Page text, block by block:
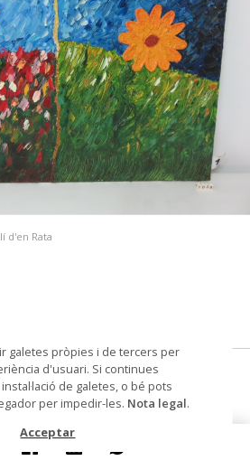
d'en Rata
pintura
Mesas, Cristina
galetes pròpies i de tercers per
d'usuari. Si continues
de galetes, o bé pots
per impedir-les. Nota legal.
Acceptar